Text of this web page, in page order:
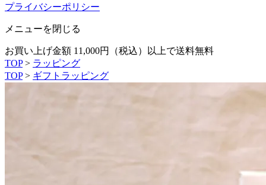
プライバシーポリシー
メニューを閉じる
お買い上げ金額 11,000円（税込）以上で送料無料
TOP> ラッピング
TOP > ギフトラッピング